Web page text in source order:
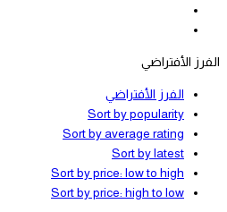
الفرز الأفتراضي
الفرز الأفتراضي
Sort by popularity
Sort by average rating
Sort by latest
Sort by price: low to high
Sort by price: high to low